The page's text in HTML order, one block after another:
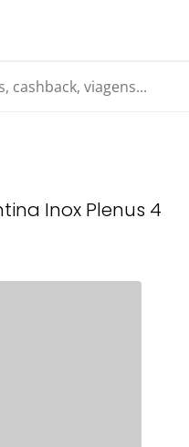
viagens...
Inox Plenus 4